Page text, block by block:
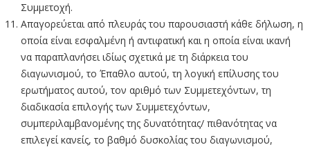
Συμμετοχή.
Απαγορεύεται από πλευράς του παρουσιαστή κάθε δήλωση, η
οποία είναι εσφαλμένη ή αντιφατική και η οποία είναι ικανή
να παραπλανήσει ιδίως σχετικά με τη διάρκεια του
διαγωνισμού, το Έπαθλο αυτού, τη λογική επίλυσης του
ερωτήματος αυτού, τον αριθμό των Συμμετεχόντων, τη
διαδικασία επιλογής των Συμμετεχόντων,
συμπεριλαμβανομένης της δυνατότητας/ πιθανότητας να
επιλεγεί κανείς, το βαθμό δυσκολίας του διαγωνισμού,